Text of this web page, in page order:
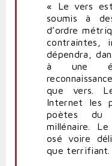
« Le vers
soumis à
d’ordre
contraintes,
dépendra,
à une
que vers.
Internet les
poètes du
millénaire.
osé voire
que terrifiant.